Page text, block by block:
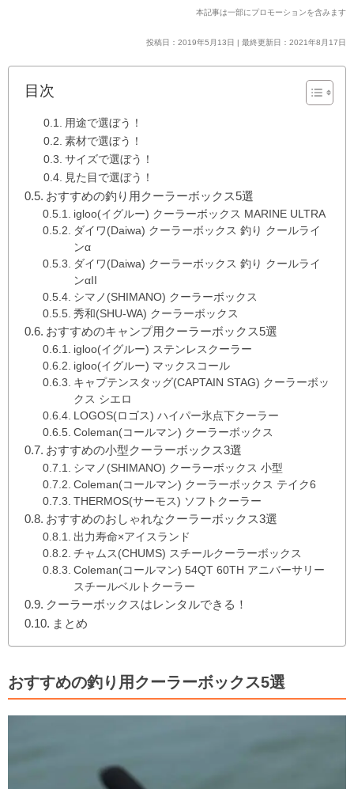
本記事は一部にプロモーションを含みます
投稿日：2019年5月13日 | 最終更新日：2021年8月17日
目次
用途で選ぼう！
素材で選ぼう！
サイズで選ぼう！
見た目で選ぼう！
おすすめの釣り用クーラーボックス5選
igloo(イグルー) クーラーボックス MARINE ULTRA
ダイワ(Daiwa) クーラーボックス 釣り クールライ
ンα
ダイワ(Daiwa) クーラーボックス 釣り クールライ
ンαII
シマノ(SHIMANO) クーラーボックス
秀和(SHU-WA) クーラーボックス
おすすめのキャンプ用クーラーボックス5選
igloo(イグルー) ステンレスクーラー
igloo(イグルー) マックスコール
キャプテンスタッグ(CAPTAIN STAG) クーラーボッ
クス シエロ
LOGOS(ロゴス) ハイパー氷点下クーラー
Coleman(コールマン) クーラーボックス
おすすめの小型クーラーボックス3選
シマノ(SHIMANO) クーラーボックス 小型
Coleman(コールマン) クーラーボックス テイク6
THERMOS(サーモス) ソフトクーラー
おすすめのおしゃれなクーラーボックス3選
出力寿命×アイスランド
チャムス(CHUMS) スチールクーラーボックス
Coleman(コールマン) 54QT 60TH アニバーサリー
スチールベルトクーラー
クーラーボックスはレンタルできる！
まとめ
おすすめの釣り用クーラーボックス5選